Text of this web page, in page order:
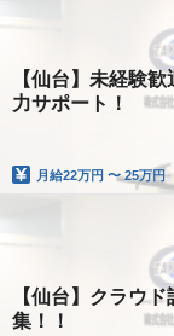
【仙台】未経験
力サポート！
月給22万円 〜 25万円
【仙台】クラウ
集！！